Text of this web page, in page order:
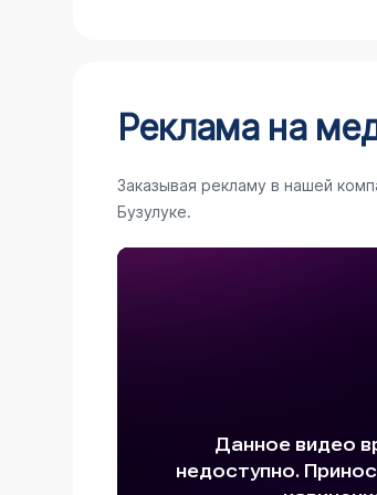
Реклама на
Заказывая рекламу в нашей
Бузулуке.